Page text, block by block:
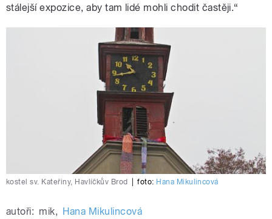
stálejší expozice, aby tam lidé mohli chodit častěji.“
kostel sv. Kateřiny, Havlíčkův Brod foto: Hana Mikulincová
autoři: mik, Hana Mikulincová